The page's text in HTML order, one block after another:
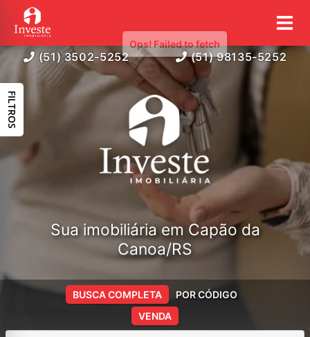
(51) 3502-5252 (51) 98135-5252
Sua imobiliária em Capão da
Canoa/RS
VENDA
BUSCA COMPLETA POR CÓDIGO
FILTROS